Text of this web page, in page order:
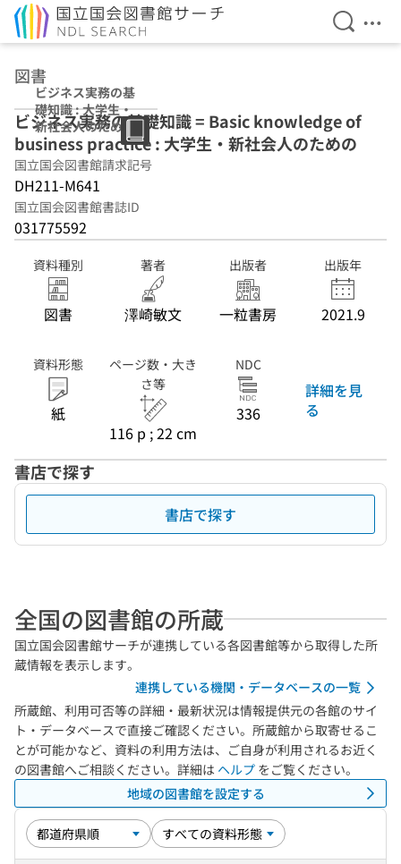
検索を
メ
図書
ビジネス実務の基
礎知識 : 大学生・
新社会人のための
ビジネス実務の基礎知識 = Basic knowledge of
business practice : 大学生・新社会人のための
国立国会図書館請求記号
DH211-M641
国立国会図書館書誌ID
031775592
資料種別
図書
著者
澤崎敏文
出版者
一粒書房
出版年
2021.9
資料形態
紙
ページ数・大き
さ等
116 p ; 22 cm
NDC
336
詳細を見
る
書店で探す
書店で探す
全国の図書館の所蔵
国立国会図書館サーチが連携している各図書館等から取得した所
蔵情報を表示します。
連携している機関・データベースの一覧
所蔵館、利用可否等の詳細・最新状況は情報提供元の各館のサイ
ト・データベースで直接ご確認ください。所蔵館から取寄せるこ
とが可能かなど、資料の利用方法は、ご自身が利用されるお近く
の図書館へご相談ください。詳細は ヘルプ をご覧ください。
地域の図書館を設定する